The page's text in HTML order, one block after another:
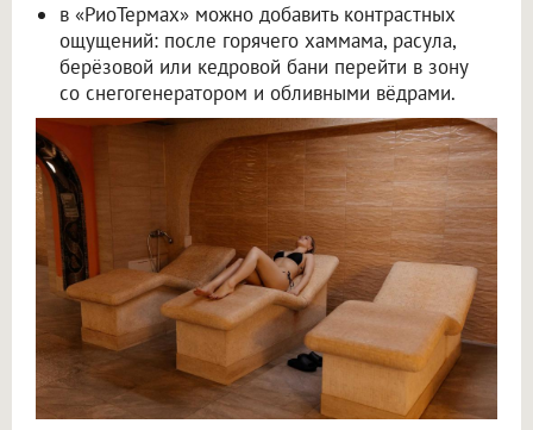
в «РиоТермах» можно добавить контрастных
ощущений: после горячего хаммама, расула,
берёзовой или кедровой бани перейти в зону
со снегогенератором и обливными вёдрами.